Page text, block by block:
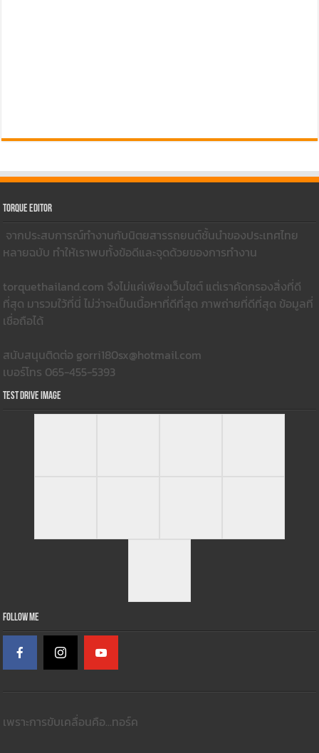
Torque Editor
จากประสบการณ์ทำงานกับนิตยสารรถยนต์ชั้นนำของประเทศไทย
หลายฉบับ ทำให้เราพบทั้งข้อดีและจุดด้วยของการทำงาน
torquethailand.com จึงไม่แค่เพียงเว็บไซต์ แต่เราคัดกรองสิ่งที่ดี
ที่สุด มารวมใว้ที่นี่ ไม่ว่าจะเป็นเนื้อหาที่ดีที่สุด ภาพถ่ายที่ดีที่สุด ข้อมูลที่
เชื่อถือได้
สนับสนุนติดต่อ gorri180sx@hotmail.com
เบอร์โทร 065-455-5393
Test Drive Image
Follow Me
เพราะการขับเคลื่อนคือ...ทอร์ค